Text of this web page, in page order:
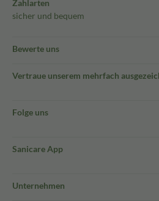
Zahlarten
sicher und bequem
Bewerte uns
Vertraue unserem mehrfach
Folge uns
Sanicare App
Unternehmen